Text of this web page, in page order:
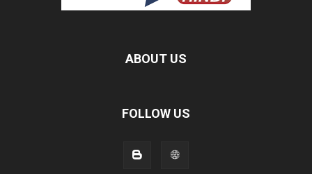
ABOUT US
FOLLOW US